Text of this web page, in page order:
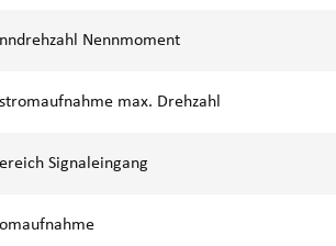
Nennmoment
max. Drehzahl
Signaleingang